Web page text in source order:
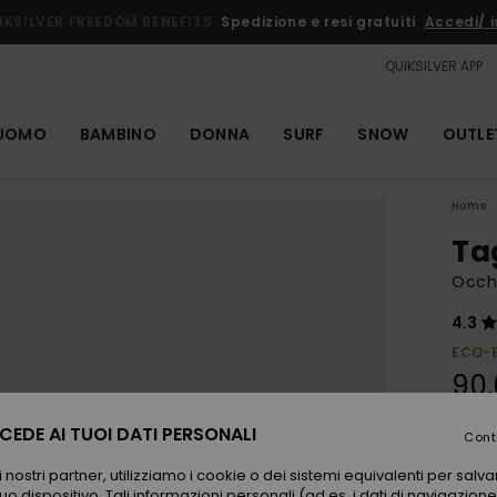
FREEDOM BENEFITS Spedizione e resi gratuiti Accedi/
QUIKSILVER APP
BAMBINO DONNA SURF SNOW
Home
4.3
ECO-
AI TUOI DATI PERSONALI
partner, utilizziamo i cookie o dei sistemi equivalenti per